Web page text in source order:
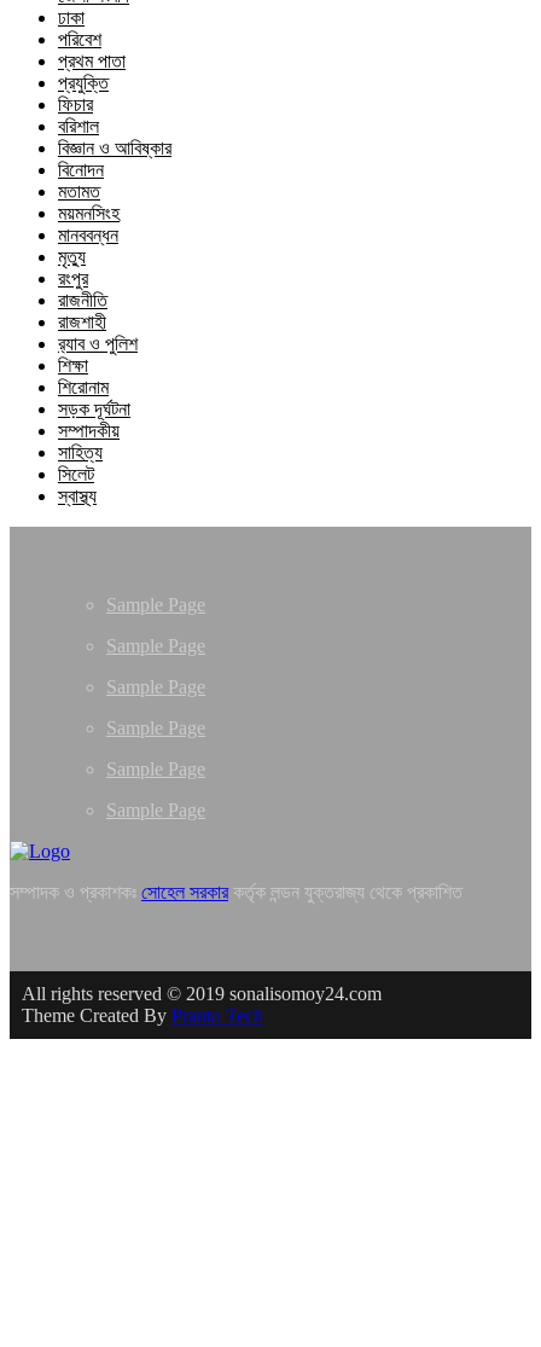
ঢাকা
পরিবেশ
প্রথম পাতা
প্রযুক্তি
ফিচার
বরিশাল
বিজ্ঞান ও আবিষ্কার
বিনোদন
মতামত
ময়মনসিংহ
মানববন্ধন
মৃত্যু
রংপুর
রাজনীতি
রাজশাহী
র‍্যাব ও পুলিশ
শিক্ষা
শিরোনাম
সড়ক দূর্ঘটনা
সম্পাদকীয়
সাহিত্য
সিলেট
স্বাস্থ্য
Sample Page
Sample Page
Sample Page
Sample Page
Sample Page
Sample Page
সম্পাদক ও প্রকাশকঃ সোহেল সরকারকর্তৃক লন্ডন যুক্তরাজ্য থেকে প্রকাশিত
All rights reserved © 2019 sonalisomoy24.com
Theme Created By Pranto Tech